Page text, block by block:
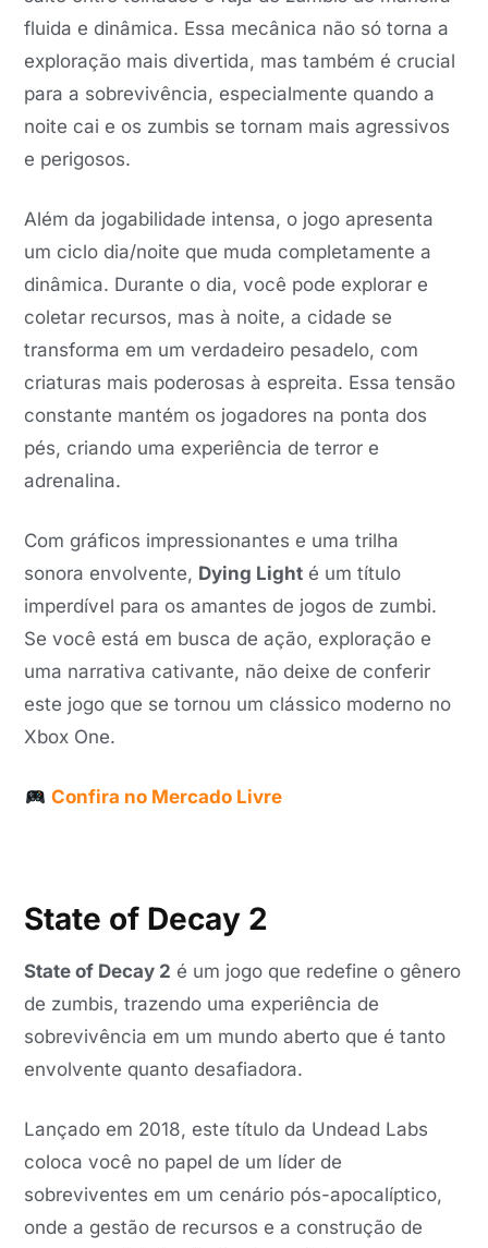
fluida e dinâmica. Essa mecânica não só torna a
exploração mais divertida, mas também é crucial
para a sobrevivência, especialmente quando a
noite cai e os zumbis se tornam mais agressivos
e perigosos.
Além da jogabilidade intensa, o jogo apresenta
um ciclo dia/noite que muda completamente a
dinâmica. Durante o dia, você pode explorar e
coletar recursos, mas à noite, a cidade se
transforma em um verdadeiro pesadelo, com
criaturas mais poderosas à espreita. Essa tensão
constante mantém os jogadores na ponta dos
pés, criando uma experiência de terror e
adrenalina.
Com gráficos impressionantes e uma trilha
sonora envolvente, Dying Light é um título
imperdível para os amantes de jogos de zumbi.
Se você está em busca de ação, exploração e
uma narrativa cativante, não deixe de conferir
este jogo que se tornou um clássico moderno no
Xbox One.
Confira no Mercado Livre
State of Decay 2
State of Decay 2 é um jogo que redefine o gênero
de zumbis, trazendo uma experiência de
sobrevivência em um mundo aberto que é tanto
envolvente quanto desafiadora.
Lançado em 2018, este título da Undead Labs
coloca você no papel de um líder de
sobreviventes em um cenário pós-apocalíptico,
onde a gestão de recursos e a construção de